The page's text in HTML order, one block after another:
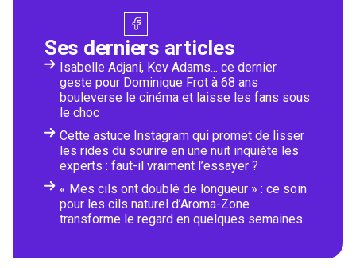
Ses derniers articles
Isabelle Adjani, Kev Adams... ce dernier
geste pour Dominique Frot à 68 ans
bouleverse le cinéma et laisse les fans sous
le choc
Cette astuce Instagram qui promet de lisser
les rides du sourire en une nuit inquiète les
experts : faut-il vraiment l’essayer ?
« Mes cils ont doublé de longueur » : ce soin
pour les cils naturel d’Aroma-Zone
transforme le regard en quelques semaines